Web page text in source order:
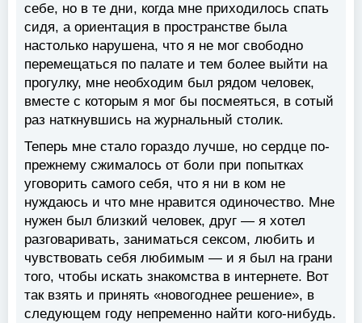
себе, но в те дни, когда мне приходилось спать
сидя, а ориентация в пространстве была
настолько нарушена, что я не мог свободно
перемещаться по палате и тем более выйти на
прогулку, мне необходим был рядом человек,
вместе с которым я мог бы посмеяться, в сотый
раз наткнувшись на журнальный столик.
Теперь мне стало гораздо лучше, но сердце по-
прежнему сжималось от боли при попытках
уговорить самого себя, что я ни в ком не
нуждаюсь и что мне нравится одиночество. Мне
нужен был близкий человек, друг — я хотел
разговаривать, заниматься сексом, любить и
чувствовать себя любимым — и я был на грани
того, чтобы искать знакомства в интернете. Вот
так взять и принять «новогоднее решение», в
следующем году непременно найти кого-нибудь.